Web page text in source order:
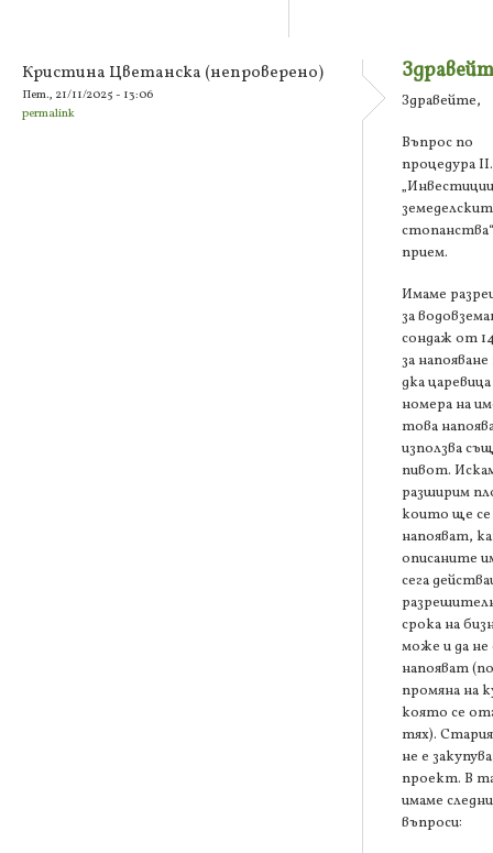
Кристина Цветанска (непроверено)
Пет., 21/11/2025 - 13:06
permalink
Здравейте,
Въпрос по
процедура
прием.
Имаме
за
сондаж от
за
дка
номера на
това
използва
пивот.
разширим
които ще се
напояват,
описаните
сега
срока на
може и да не
напояват
промяна на
която се
тях).
не е
проект. В
имаме
въпроси: